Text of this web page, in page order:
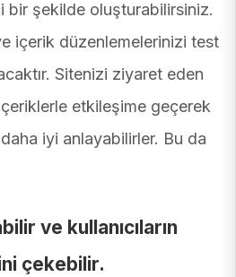
bir şekilde oluşturabilirsiniz.
içerik düzenlemelerinizi test
Sitenizi ziyaret eden
etkileşime geçerek
iyi anlayabilirler. Bu da
ve kullanıcıların
çekebilir.